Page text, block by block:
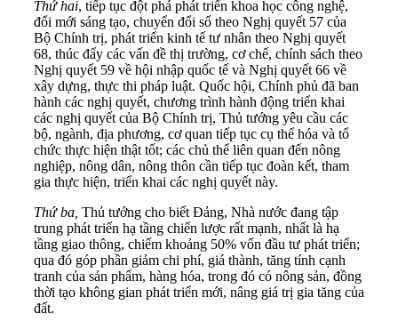
Thứ hai, tiếp tục đột phá phát triển khoa học công nghệ,
đổi mới sáng tạo, chuyển đổi số theo Nghị quyết 57 của
Bộ Chính trị, phát triển kinh tế tư nhân theo Nghị quyết
68, thúc đẩy các vấn đề thị trường, cơ chế, chính sách theo
Nghị quyết 59 về hội nhập quốc tế và Nghị quyết 66 về
xây dựng, thực thi pháp luật. Quốc hội, Chính phủ đã ban
hành các nghị quyết, chương trình hành động triển khai
các nghị quyết của Bộ Chính trị, Thủ tướng yêu cầu các
bộ, ngành, địa phương, cơ quan tiếp tục cụ thể hóa và tổ
chức thực hiện thật tốt; các chủ thể liên quan đến nông
nghiệp, nông dân, nông thôn cần tiếp tục đoàn kết, tham
gia thực hiện, triển khai các nghị quyết này.
Thứ ba, Thủ tướng cho biết Đảng, Nhà nước đang tập
trung phát triển hạ tầng chiến lược rất mạnh, nhất là hạ
tầng giao thông, chiếm khoảng 50% vốn đầu tư phát triển;
qua đó góp phần giảm chi phí, giá thành, tăng tính cạnh
tranh của sản phẩm, hàng hóa, trong đó có nông sản, đồng
thời tạo không gian phát triển mới, nâng giá trị gia tăng của
đất.